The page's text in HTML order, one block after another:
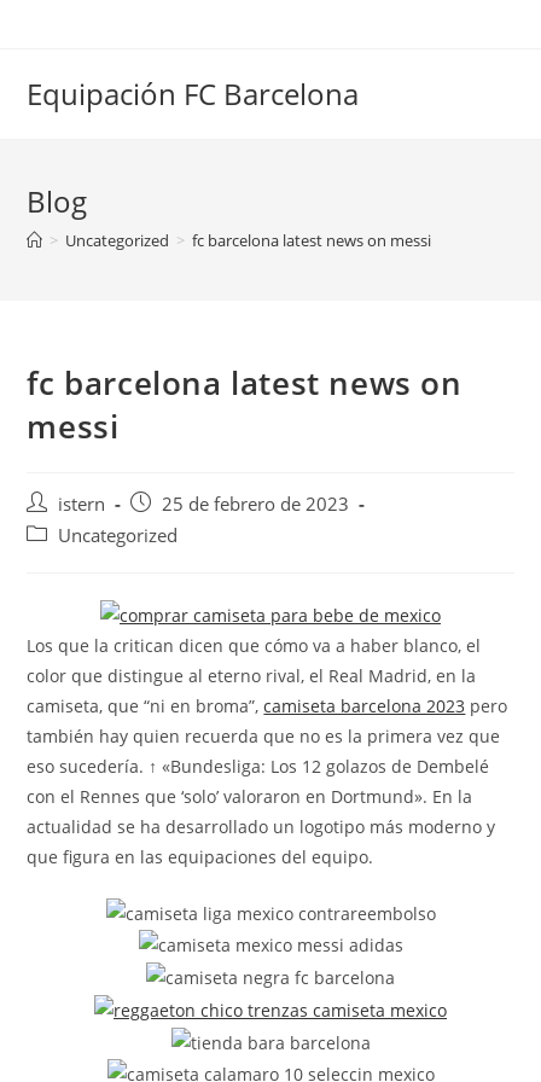
Equipación FC Barcelona
Blog
> Uncategorized > fc barcelona latest news on messi
fc barcelona latest news on
messi
Autor
de
istern
Publicación
de
25 de febrero de 2023
Categoría
Uncategorized
Los que la critican dicen que cómo va a haber blanco, el
color que distingue al eterno rival, el Real Madrid, en la
camiseta, que “ni en broma”,camiseta barcelona 2023 pero
también hay quien recuerda que no es la primera vez que
eso sucedería. ↑ «Bundesliga: Los 12 golazos de Dembelé
con el Rennes que ‘solo’ valoraron en Dortmund». En la
actualidad se ha desarrollado un logotipo más moderno y
que figura en las equipaciones del equipo.